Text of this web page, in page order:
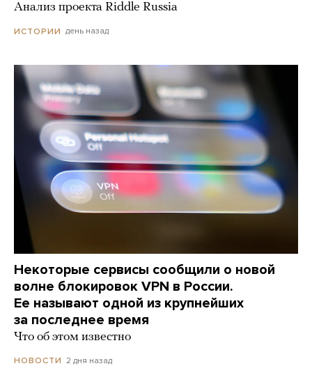
Анализ проекта Riddle Russia
ИСТОРИИ день назад
Некоторые сервисы сообщили о новой
волне блокировок VPN в России.
Ее называют одной из крупнейших
за последнее время
Что об этом известно
НОВОСТИ 2 дня назад